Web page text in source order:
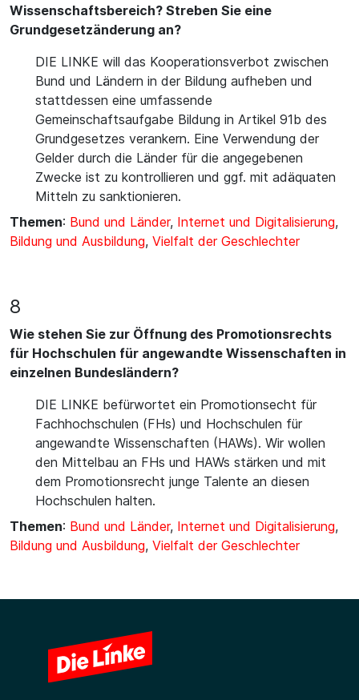
Wissenschaftsbereich? Streben Sie eine
Grundgesetzänderung an?
DIE LINKE will das Kooperationsverbot zwischen
Bund und Ländern in der Bildung aufheben und
stattdessen eine umfassende
Gemeinschaftsaufgabe Bildung in Artikel 91b des
Grundgesetzes verankern. Eine Verwendung der
Gelder durch die Länder für die angegebenen
Zwecke ist zu kontrollieren und ggf. mit adäquaten
Mitteln zu sanktionieren.
Themen: Bund und Länder, Internet und Digitalisierung,
Bildung und Ausbildung, Vielfalt der Geschlechter
8
Wie stehen Sie zur Öffnung des Promotionsrechts
für Hochschulen für angewandte Wissenschaften in
einzelnen Bundesländern?
DIE LINKE befürwortet ein Promotionsecht für
Fachhochschulen (FHs) und Hochschulen für
angewandte Wissenschaften (HAWs). Wir wollen
den Mittelbau an FHs und HAWs stärken und mit
dem Promotionsrecht junge Talente an diesen
Hochschulen halten.
Themen: Bund und Länder, Internet und Digitalisierung,
Bildung und Ausbildung, Vielfalt der Geschlechter